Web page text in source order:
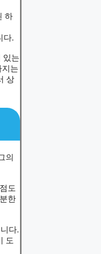
하
다.
있는
지는
상
의
도
한
다.
도